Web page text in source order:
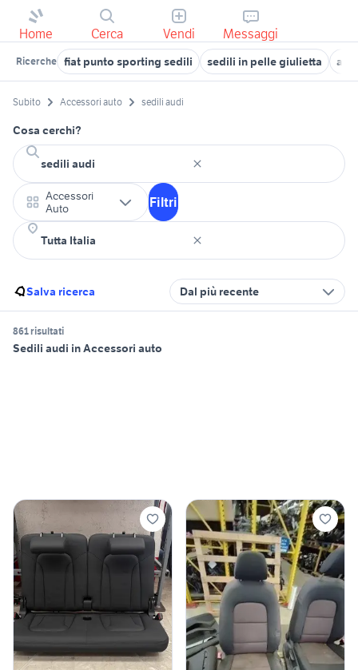
Home Cerca Vendi Messaggi
Ricerche fiat punto sporting sedili sedili in pelle giulietta
Subito Accessori auto sedili audi
Cosa cerchi?
Accessori
Auto
Filtri
Salva ricerca Dal più recente
861 risultati
Sedili audi in Accessori auto